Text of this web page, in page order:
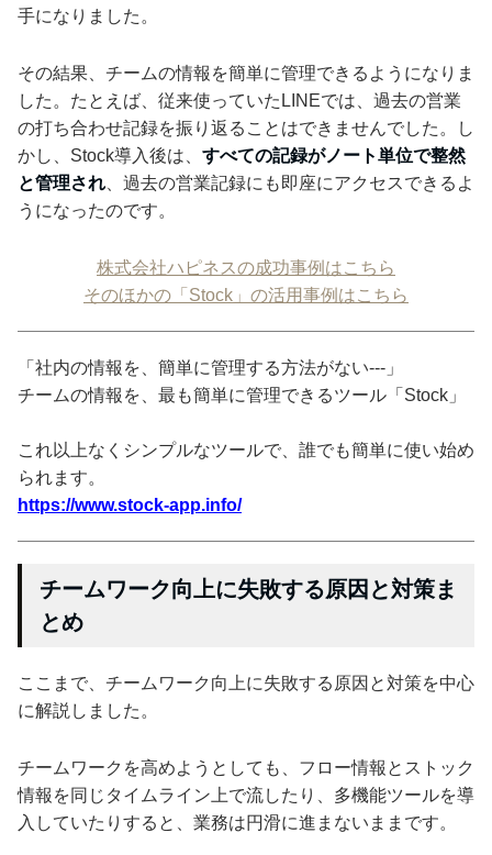
手になりました。
その結果、チームの情報を簡単に管理できるようになりま
した。たとえば、従来使っていたLINEでは、過去の営業
の打ち合わせ記録を振り返ることはできませんでした。し
かし、Stock導入後は、 すべての記録がノート単位で整然
と管理され 、過去の営業記録にも即座にアクセスできるよ
うになったのです。
株式会社ハピネスの成功事例はこちら
そのほかの「Stock」の活用事例はこちら
「社内の情報を、簡単に管理する方法がない---」
チームの情報を、最も簡単に管理できるツール「Stock」
これ以上なくシンプルなツールで、誰でも簡単に使い始め
られます。
https://www.stock-app.info/
チームワーク向上に失敗する原因と対策ま
とめ
ここまで、チームワーク向上に失敗する原因と対策を中心
に解説しました。
チームワークを高めようとしても、フロー情報とストック
情報を同じタイムライン上で流したり、多機能ツールを導
入していたりすると、業務は円滑に進まないままです。